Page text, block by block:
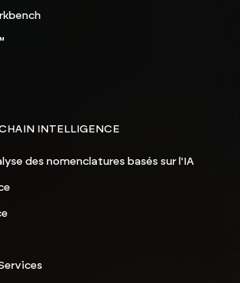
INTELLIGENCE
des nomenclatures basés sur l'IA